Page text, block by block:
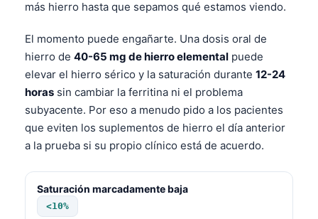
más hierro hasta que sepamos qué estamos viendo.
El momento puede engañarte. Una dosis oral de
hierro de 40-65 mg de hierro elemental puede
elevar el hierro sérico y la saturación durante 12-24
horas sin cambiar la ferritina ni el problema
subyacente. Por eso a menudo pido a los pacientes
que eviten los suplementos de hierro el día anterior
a la prueba si su propio clínico está de acuerdo.
Saturación marcadamente baja
<10%